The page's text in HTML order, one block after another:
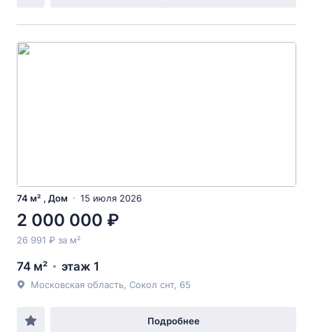
74 м² , Дом 15 июля 2026
2 000 000 ₽
26 991 ₽ за м²
74 м² этаж 1
Московская область, Сокол снт, 65
Подробнее